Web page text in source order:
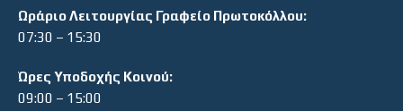
Ωράριο Λειτουργίας Γραφείο Πρωτοκόλλου:
07:30 – 15:30
Ώρες Υποδοχής Κοινού:
09:00 – 15:00